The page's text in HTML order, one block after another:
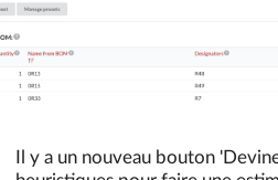
Il y a un nouveau bouton